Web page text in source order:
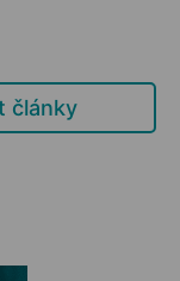
články